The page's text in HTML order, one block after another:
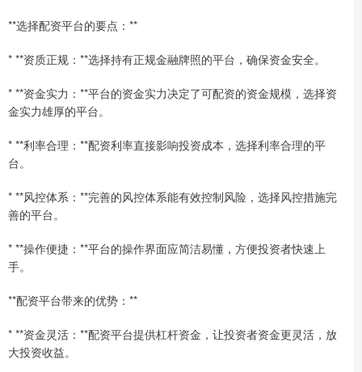
**选择配资平台的要点：**
* **资质正规：**选择持有正规金融牌照的平台，确保资金安全。
* **资金实力：**平台的资金实力决定了可配资的资金规模，选择资
金实力雄厚的平台。
* **利率合理：**配资利率直接影响投资成本，选择利率合理的平
台。
* **风控体系：**完善的风控体系能有效控制风险，选择风控措施完
善的平台。
* **操作便捷：**平台的操作界面应简洁易懂，方便投资者快速上
手。
**配资平台带来的优势：**
* **资金灵活：**配资平台提供杠杆资金，让投资者资金更灵活，放
大投资收益。